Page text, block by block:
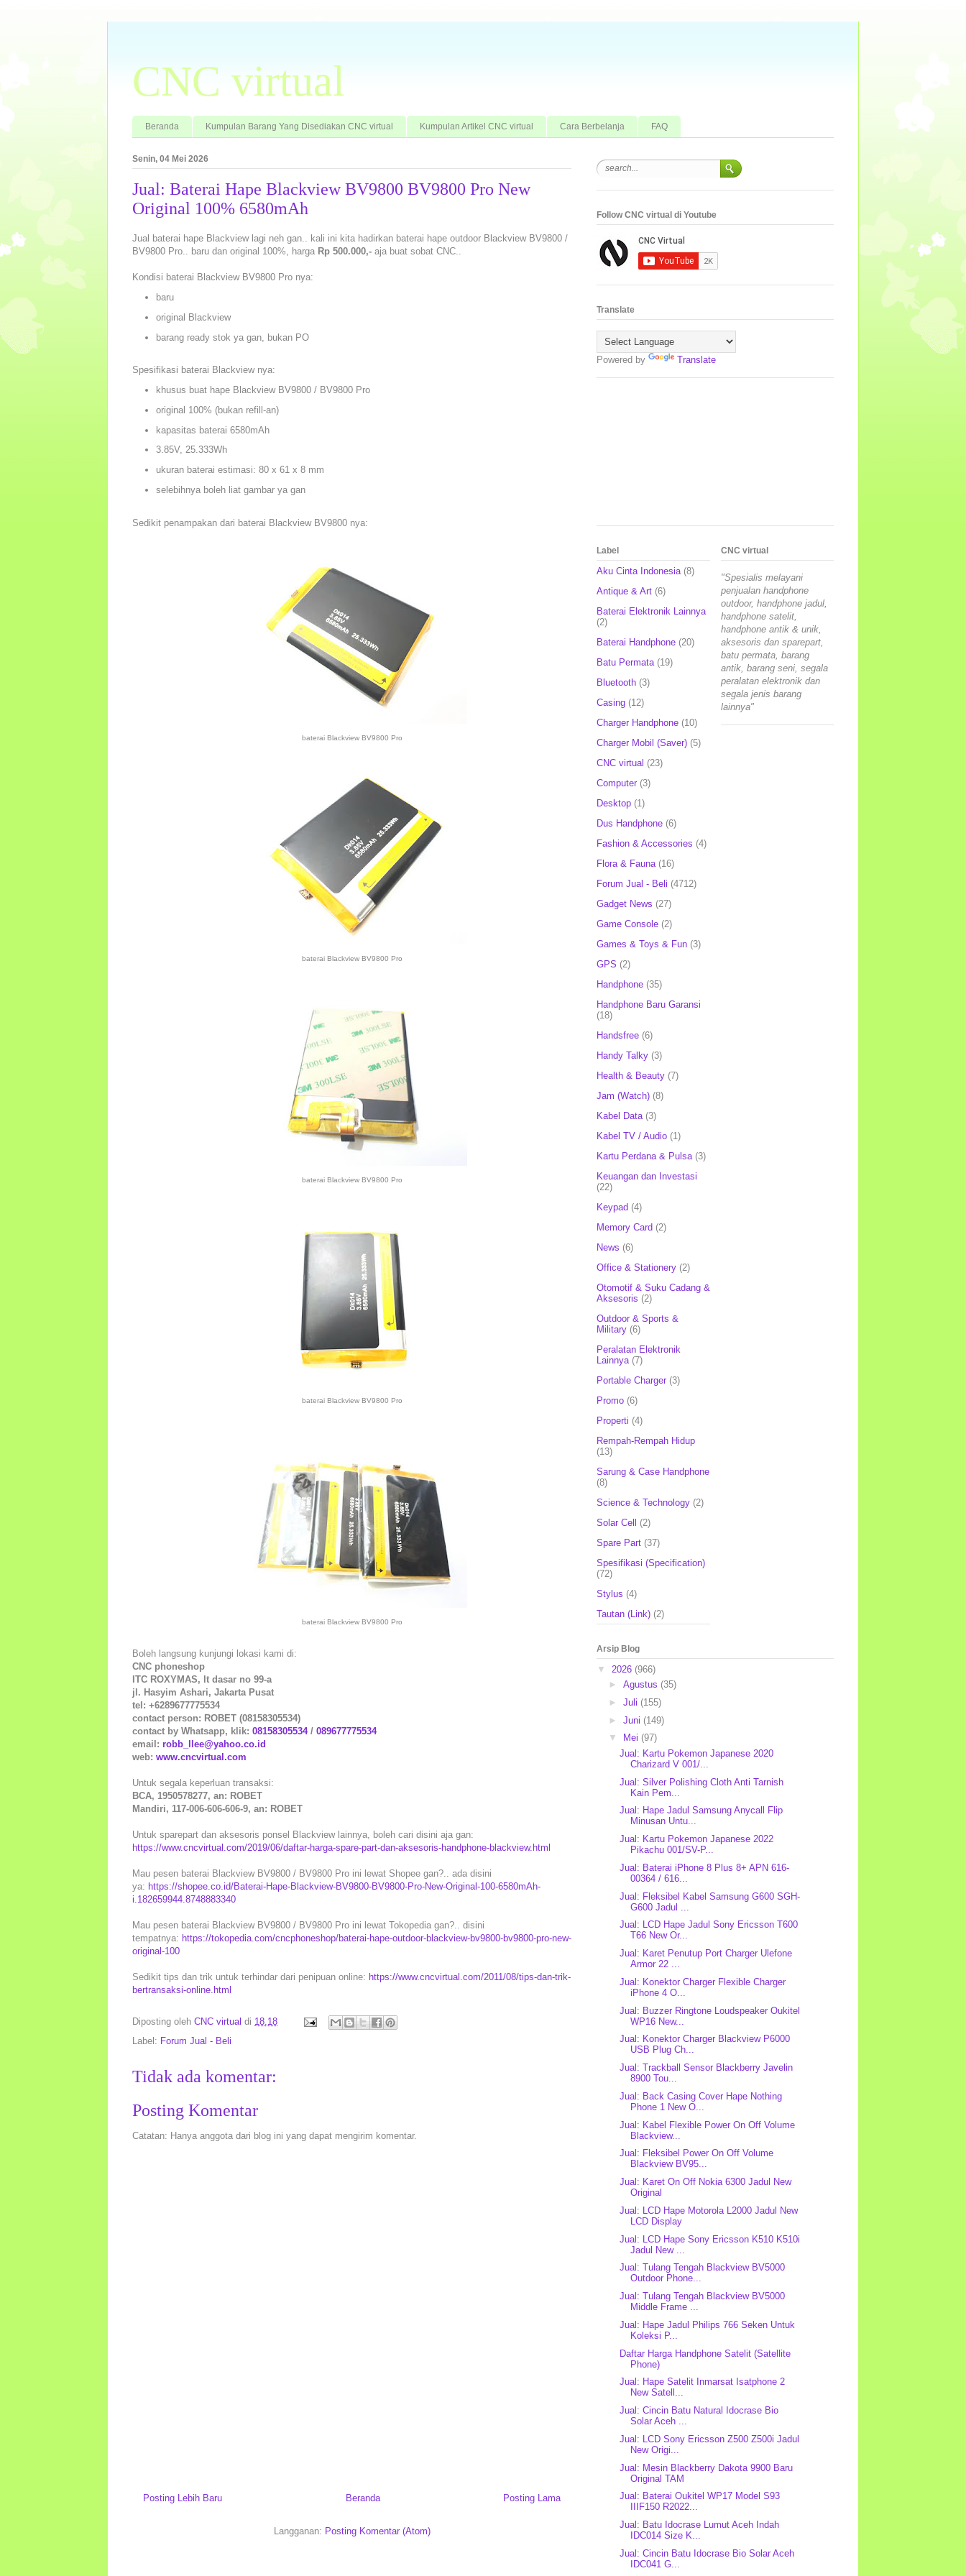
CNC virtual
Beranda Kumpulan Barang Yang Disediakan CNC virtual Kumpulan Artikel CNC virtual Cara Berbelanja FAQ
Senin, 04 Mei 2026
Jual: Baterai Hape Blackview BV9800 BV9800 Pro New
Original 100% 6580mAh
Jual baterai hape Blackview lagi neh gan.. kali ini kita hadirkan baterai hape outdoor Blackview BV9800 /
BV9800 Pro.. baru dan original 100%, harga Rp 500.000,- aja buat sobat CNC..
Kondisi baterai Blackview BV9800 Pro nya:
baru
original Blackview
barang ready stok ya gan, bukan PO
Spesifikasi baterai Blackview nya:
khusus buat hape Blackview BV9800 / BV9800 Pro
original 100% (bukan refill-an)
kapasitas baterai 6580mAh
3.85V, 25.333Wh
ukuran baterai estimasi: 80 x 61 x 8 mm
selebihnya boleh liat gambar ya gan
Sedikit penampakan dari baterai Blackview BV9800 nya:
baterai Blackview BV9800 Pro
baterai Blackview BV9800 Pro
baterai Blackview BV9800 Pro
baterai Blackview BV9800 Pro
baterai Blackview BV9800 Pro
Boleh langsung kunjungi lokasi kami di:
CNC phoneshop
ITC ROXYMAS, lt dasar no 99-a
jl. Hasyim Ashari, Jakarta Pusat
tel: +6289677775534
contact person: ROBET (08158305534)
contact by Whatsapp, klik: 08158305534/ 089677775534
email: robb_llee@yahoo.co.id
web: www.cncvirtual.com
Untuk segala keperluan transaksi:
BCA, 1950578277, an: ROBET
Mandiri, 117-006-606-606-9, an: ROBET
Untuk sparepart dan aksesoris ponsel Blackview lainnya, boleh cari disini aja gan:
https://www.cncvirtual.com/2019/06/daftar-harga-spare-part-dan-aksesoris-handphone-blackview.html
Mau pesen baterai Blackview BV9800 / BV9800 Pro ini lewat Shopee gan?.. ada disini
ya: https://shopee.co.id/Baterai-Hape-Blackview-BV9800-BV9800-Pro-New-Original-100-6580mAh-
i.182659944.8748883340
Mau pesen baterai Blackview BV9800 / BV9800 Pro ini lewat Tokopedia gan?.. disini
tempatnya: https://tokopedia.com/cncphoneshop/baterai-hape-outdoor-blackview-bv9800-bv9800-pro-new-
original-100
Sedikit tips dan trik untuk terhindar dari penipuan online: https://www.cncvirtual.com/2011/08/tips-dan-trik-
bertransaksi-online.html
Diposting oleh CNC virtual di 18.18
Label: Forum Jual - Beli
Tidak ada komentar:
Posting Komentar
Catatan: Hanya anggota dari blog ini yang dapat mengirim komentar.
Posting Lebih Baru Posting Lama
Beranda
Langganan: Posting Komentar (Atom)
Follow CNC virtual di Youtube
Translate
Powered by Translate
Label
Aku Cinta Indonesia (8)
Antique & Art (6)
Baterai Elektronik Lainnya
(2)
Baterai Handphone (20)
Batu Permata (19)
Bluetooth (3)
Casing (12)
Charger Handphone (10)
Charger Mobil (Saver) (5)
CNC virtual (23)
Computer (3)
Desktop (1)
Dus Handphone (6)
Fashion & Accessories (4)
Flora & Fauna (16)
Forum Jual - Beli (4712)
Gadget News (27)
Game Console (2)
Games & Toys & Fun (3)
GPS (2)
Handphone (35)
Handphone Baru Garansi
(18)
Handsfree (6)
Handy Talky (3)
Health & Beauty (7)
Jam (Watch) (8)
Kabel Data (3)
Kabel TV / Audio (1)
Kartu Perdana & Pulsa (3)
Keuangan dan Investasi
(22)
Keypad (4)
Memory Card (2)
News (6)
Office & Stationery (2)
Otomotif & Suku Cadang &
Aksesoris (2)
Outdoor & Sports &
Military (6)
Peralatan Elektronik
Lainnya (7)
Portable Charger (3)
Promo (6)
Properti (4)
Rempah-Rempah Hidup
(13)
Sarung & Case Handphone
(8)
Science & Technology (2)
Solar Cell (2)
Spare Part (37)
Spesifikasi (Specification)
(72)
Stylus (4)
Tautan (Link) (2)
CNC virtual
"Spesialis melayani
penjualan handphone
outdoor, handphone jadul,
handphone satelit,
handphone antik & unik,
aksesoris dan sparepart,
batu permata, barang
antik, barang seni, segala
peralatan elektronik dan
segala jenis barang
lainnya"
Arsip Blog
▼ 2026 (966)
► Agustus (35)
► Juli (155)
► Juni (149)
▼
Mei (97)
Jual: Kartu Pokemon Japanese 2020
Charizard V 001/...
Jual: Silver Polishing Cloth Anti Tarnish
Kain Pem...
Jual: Hape Jadul Samsung Anycall Flip
Minusan Untu...
Jual: Kartu Pokemon Japanese 2022
Pikachu 001/SV-P...
Jual: Baterai iPhone 8 Plus 8+ APN 616-
00364 / 616...
Jual: Fleksibel Kabel Samsung G600 SGH-
G600 Jadul ...
Jual: LCD Hape Jadul Sony Ericsson T600
T66 New Or...
Jual: Karet Penutup Port Charger Ulefone
Armor 22 ...
Jual: Konektor Charger Flexible Charger
iPhone 4 O...
Jual: Buzzer Ringtone Loudspeaker Oukitel
WP16 New...
Jual: Konektor Charger Blackview P6000
USB Plug Ch...
Jual: Trackball Sensor Blackberry Javelin
8900 Tou...
Jual: Back Casing Cover Hape Nothing
Phone 1 New O...
Jual: Kabel Flexible Power On Off Volume
Blackview...
Jual: Fleksibel Power On Off Volume
Blackview BV95...
Jual: Karet On Off Nokia 6300 Jadul New
Original
Jual: LCD Hape Motorola L2000 Jadul New
LCD Display
Jual: LCD Hape Sony Ericsson K510 K510i
Jadul New ...
Jual: Tulang Tengah Blackview BV5000
Outdoor Phone...
Jual: Tulang Tengah Blackview BV5000
Middle Frame ...
Jual: Hape Jadul Philips 766 Seken Untuk
Koleksi P...
Daftar Harga Handphone Satelit (Satellite
Phone)
Jual: Hape Satelit Inmarsat Isatphone 2
New Satell...
Jual: Cincin Batu Natural Idocrase Bio
Solar Aceh ...
Jual: LCD Sony Ericsson Z500 Z500i Jadul
New Origi...
Jual: Mesin Blackberry Dakota 9900 Baru
Original TAM
Jual: Baterai Oukitel WP17 Model S93
IIIF150 R2022...
Jual: Batu Idocrase Lumut Aceh Indah
IDC014 Size K...
Jual: Cincin Batu Idocrase Bio Solar Aceh
IDC041 G...